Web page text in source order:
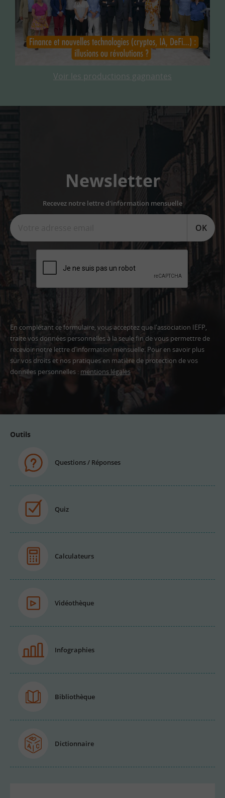
Voir les productions gagnantes
Newsletter
Recevez notre lettre d'information mensuelle
OK
En complétant ce formulaire, vous acceptez que l'association IEFP,
traite vos données personnelles à la seule fin de vous permettre de
recevoir notre lettre d’information mensuelle. Pour en savoir plus
sur vos droits et nos pratiques en matière de protection de vos
données personnelles : mentions légales
Outils
Questions / Réponses
Quiz
Calculateurs
Vidéothèque
Infographies
Bibliothèque
Dictionnaire